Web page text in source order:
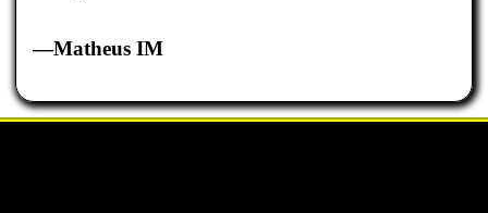
—Matheus IM